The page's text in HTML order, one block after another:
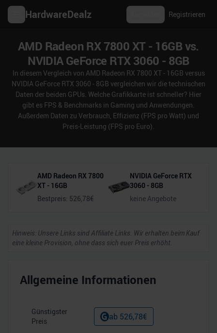
HardwareDealz Registrieren
AMD Radeon RX 7800 XT - 16GB vs.
NVIDIA GeForce RTX 3060 - 8GB
In diesem Vergleich von AMD Radeon RX 7800 XT - 16GB versus
NVIDIA GeForce RTX 3060 - 8GB vergleichen wir die technischen
Daten der beiden GPUs. Welche Grafikkarte ist schneller? Hier
gibt es FPS & Benchmarks in Gaming und Anwendungen.
Außerdem Daten zu Verbrauch, Effizienz (FPS pro Watt) und
Preis-Leistung (FPS pro Euro).
AMD Radeon RX 7800
XT - 16GB
Bestpreis: 526,78€
NVIDIA GeForce RTX
3060 - 8GB
keine Angebote
Hinweis: Unsere Links sind Affiliate Links. Wir erhalten beim Kauf
eine kleine Provision, ohne dass sich euer Preis erhöht.
Allgemeine Informationen
Günstigster
Preis
ab 526,78€